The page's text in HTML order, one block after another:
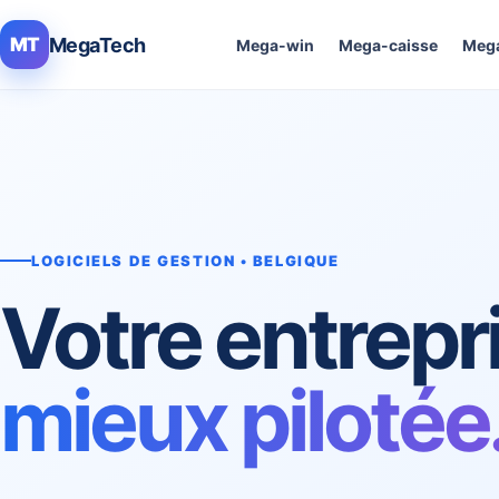
MT MegaTech Mega-win Mega-caisse
LOGICIELS DE GESTION • BELGIQUE
Votre
mieux